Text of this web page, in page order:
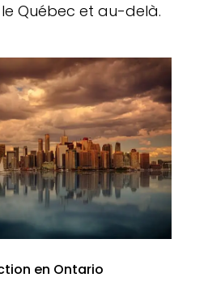
Québec et au-delà.
en Ontario